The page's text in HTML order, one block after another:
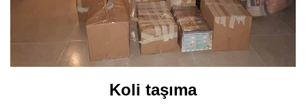
Koli taşıma